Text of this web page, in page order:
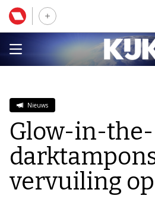
Nieuws
Glow-in-the-
vervuiling op